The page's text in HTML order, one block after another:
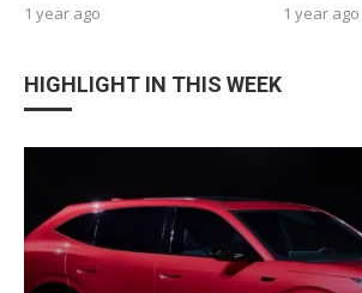
1 year ago
1 year ago
HIGHLIGHT IN THIS WEEK